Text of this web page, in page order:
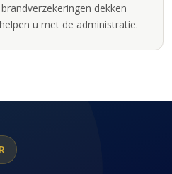
dekken
u met de administratie.